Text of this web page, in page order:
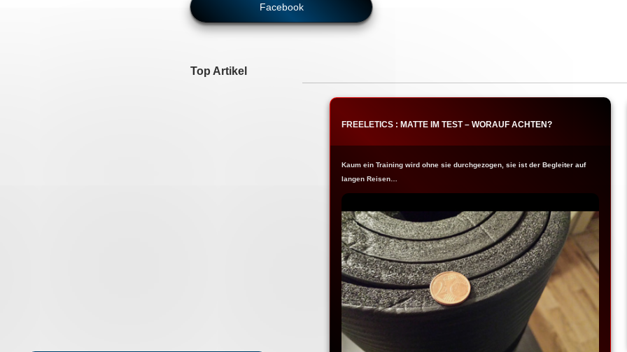
Facebook
Top Artikel
FREELETICS : MATTE IM TEST – WORAUF ACHTEN?
Kaum ein Training wird ohne sie durchgezogen, sie ist der Begleiter auf
langen Reisen…